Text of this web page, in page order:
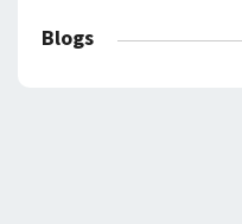
Blogs